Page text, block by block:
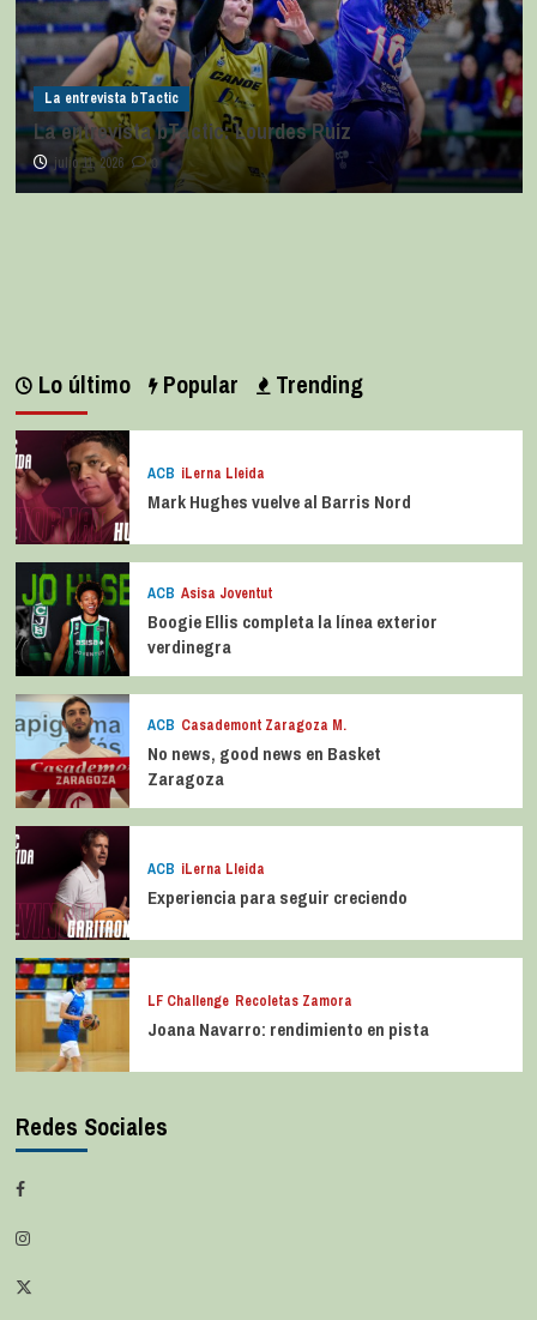
La entrevista bTactic
La entrevista bTactic: Lourdes Ruiz
julio 11, 2026 0
Lo último Popular Trending
ACB iLerna Lleida
Mark Hughes vuelve al Barris Nord
ACB Asisa Joventut
Boogie Ellis completa la línea exterior
verdinegra
ACB Casademont Zaragoza M.
No news, good news en Basket
Zaragoza
ACB iLerna Lleida
Experiencia para seguir creciendo
LF Challenge Recoletas Zamora
Joana Navarro: rendimiento en pista
Redes Sociales